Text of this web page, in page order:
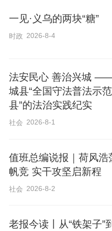
这束穿越时空的精
血脉脊梁，更成为
冀中星火映初心 红
3月19日，安平台城
行。
一见·义乌的两块“糖”
时政 2026-8-4
法安民心 善治兴城
城县“全国守法普法示范
县”的法治实践纪实
社会 2026-8-1
值班总编说报｜荷风浩
帆竞 实干攻坚启新程
社会 2026-8-2
老报今读丨从“铁架子”